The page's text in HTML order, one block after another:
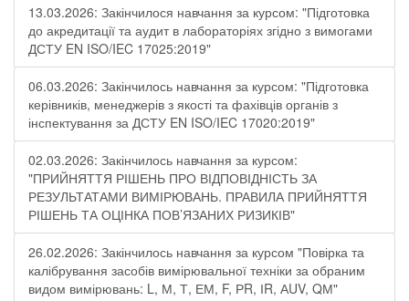
13.03.2026: Закінчилося навчання за курсом: "Підготовка
до акредитації та аудит в лабораторіях згідно з вимогами
ДСТУ EN ISO/IEC 17025:2019"
06.03.2026: Закінчилось навчання за курсом: "Підготовка
керівників, менеджерів з якості та фахівців органів з
інспектування за ДСТУ EN ISO/IEC 17020:2019"
02.03.2026: Закінчилось навчання за курсом:
"ПРИЙНЯТТЯ РІШЕНЬ ПРО ВІДПОВІДНІСТЬ ЗА
РЕЗУЛЬТАТАМИ ВИМІРЮВАНЬ. ПРАВИЛА ПРИЙНЯТТЯ
РІШЕНЬ ТА ОЦІНКА ПОВ’ЯЗАНИХ РИЗИКІВ"
26.02.2026: Закінчилось навчання за курсом "Повірка та
калібрування засобів вимірювальної техніки за обраним
видом вимірювань: L, М, Т, ЕМ, F, РR, ІR, АUV, QМ"